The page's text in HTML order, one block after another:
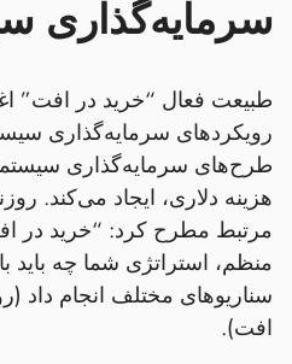
سرمایه‌گذاری
طبیعت فعال “خرید در افت”
رویکردهای سرمایه‌گذاری
هزینه دلاری، ایجاد می‌کند.
منظم، استراتژی شما چه باید
سناریوهای مختلف انجام داد
افت).